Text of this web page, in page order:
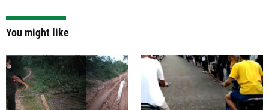
You might like